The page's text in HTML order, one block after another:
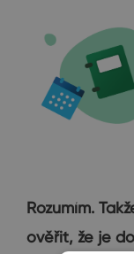
Rozumím.
ověřit, že je